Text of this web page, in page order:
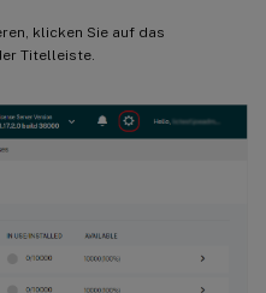
klicken Sie auf das
Titelleiste.